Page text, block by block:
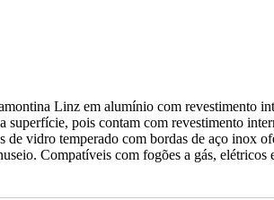
Linz em alumínio com revestimento
pois contam com revestimento
de vidro temperado com bordas de aço inox
Compatíveis com fogões a gás,